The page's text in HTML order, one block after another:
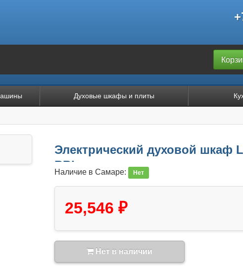
Духовые шкафы и плиты
Электрический духовой шкаф
BBL
Наличие в Самаре: Нет
25,546 ₽
Нет в наличии